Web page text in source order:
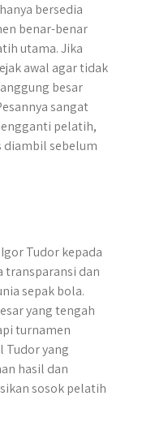
bersedia
benar-benar
utama. Jika
awal agar tidak
besar
sangat
pelatih,
diambil sebelum
Tudor kepada
transparansi dan
sepak bola.
yang tengah
turnamen
Tudor yang
hasil dan
sosok pelatih